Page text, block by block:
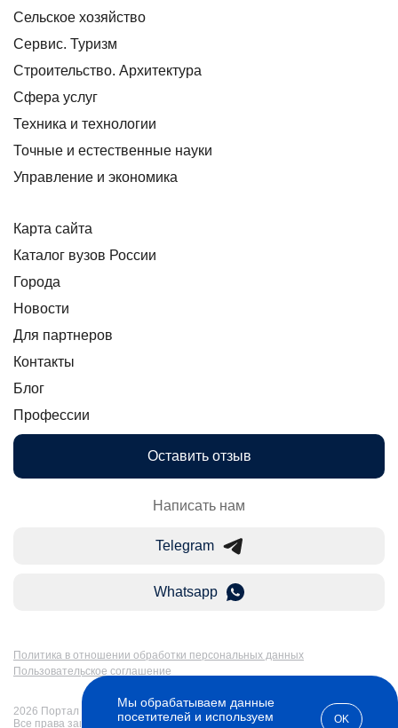
Сельское хозяйство
Сервис. Туризм
Строительство. Архитектура
Сфера услуг
Техника и технологии
Точные и естественные науки
Управление и экономика
Карта сайта
Каталог вузов России
Города
Новости
Для партнеров
Контакты
Блог
Профессии
Оставить отзыв
Написать нам
Telegram
Whatsapp
Политика в отношении обработки персональных данных
Пользовательское соглашение
2026 Портал Бакалавр-Магистр: дистанционное образование в России.
Все права защищены
Мы обрабатываем данные
посетителей и используем
OK